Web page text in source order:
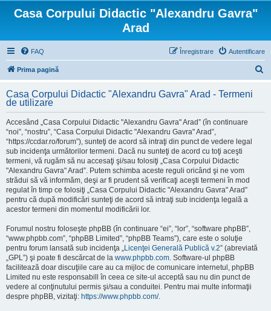
Casa Corpului Didactic "Alexandru Gavra"
Arad
FAQ Autentificare
Înregistrare
Prima pagină
t
Casa Corpului Didactic "Alexandru Gavra" Arad - Termeni
de utilizare
Accesând „Casa Corpului Didactic "Alexandru Gavra" Arad” (în continuare
“noi”, “nostru”, “Casa Corpului Didactic "Alexandru Gavra" Arad”,
“https://ccdar.ro/forum”), sunteţi de acord să intraţi din punct de vedere legal
sub incidenţa următorilor termeni. Dacă nu sunteţi de acord cu toţi aceşti
termeni, vă rugăm să nu accesaţi şi/sau folosiţi „Casa Corpului Didactic
"Alexandru Gavra" Arad”. Putem schimba aceste reguli oricând şi ne vom
strădui să vă informăm, deşi ar fi prudent să verificaţi aceşti termeni în mod
regulat în timp ce folosiţi „Casa Corpului Didactic "Alexandru Gavra" Arad”
pentru că după modificări sunteţi de acord să intraţi sub incidenţa legală a
acestor termeni din momentul modificării lor.
Forumul nostru foloseşte phpBB (în continuare “ei”, “lor”, “software phpBB”,
“www.phpbb.com”, “phpBB Limited”, “phpBB Teams”), care este o soluţie
pentru forum lansată sub incidenţa „Licenţei Generală Publică v.2” (abreviată
„GPL”) şi poate fi descărcat de la www.phpbb.com. Software-ul phpBB
facilitează doar discuţiile care au ca mijloc de comunicare internetul, phpBB
Limited nu este responsabill în ceea ce site-ul acceptă sau nu din punct de
vedere al conţinutului permis şi/sau a conduitei. Pentru mai multe informaţii
despre phpBB, vizitaţi: https://www.phpbb.com/.